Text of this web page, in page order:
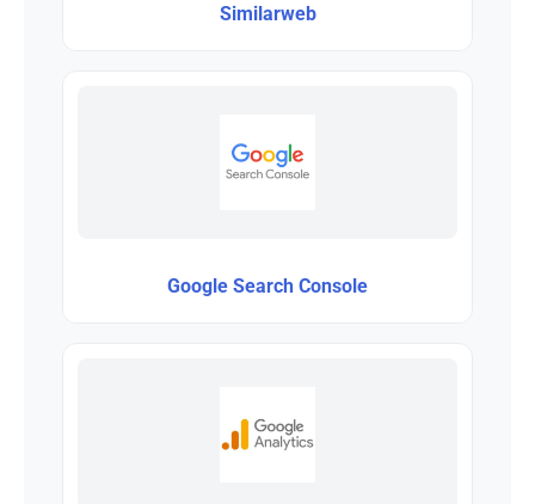
Similarweb
Google Search Console